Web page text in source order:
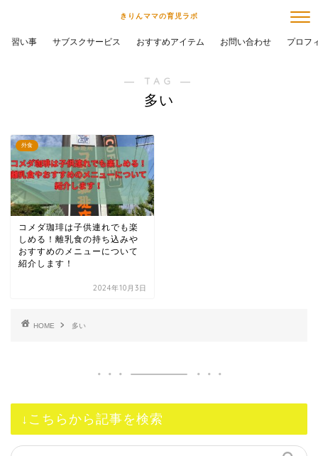
きりんママの育児ラボ
習い事 サブスクサービス おすすめアイテム お問い合わせ プロフ
― TAG ―
多い
外食
コメダ珈琲は子供連れでも楽
しめる！離乳食の持ち込みや
おすすめのメニューについて
紹介します！
2024年10月3日
HOME 多い
↓こちらから記事を検索